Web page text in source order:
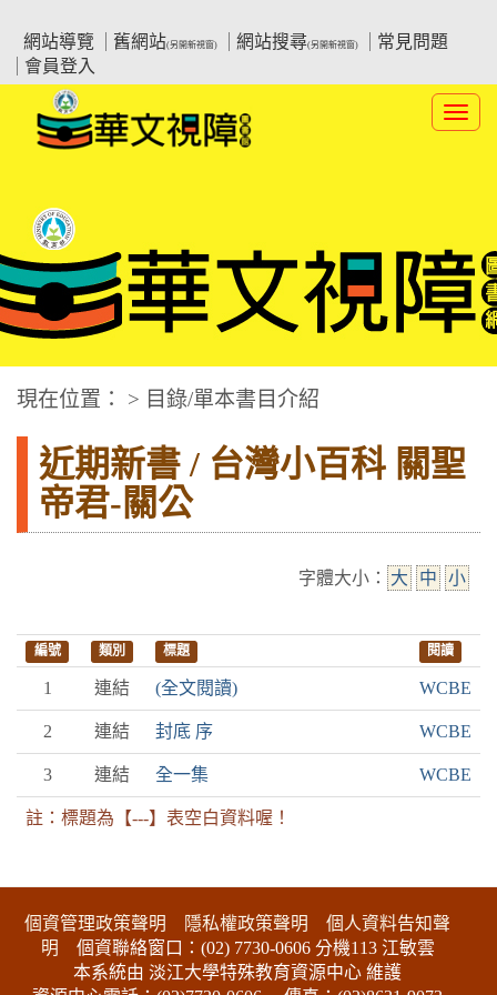
要
網站導覽
舊網站(另開新視窗) 網站搜尋(另開新視窗)
常見問題
會員登入
:::中央區塊
華文視障電子圖書網
現在位置： > 目錄/單本書目介紹
近期新書 / 台灣小百科 關聖
帝君-關公
字體大小： 大 中 小
編號 類別 標題 閱讀
1 連結 (全文閱讀) WCBE
2 連結 封底 序 WCBE
3 連結 全一集 WCBE
註：標題為【---】表空白資料喔！
個資管理政策聲明 隱私權政策聲明
個人資料告知聲
明 個資聯絡窗口：(02) 7730-0606 分機113 江敏雲
本系統由 淡江大學特殊教育資源中心 維護